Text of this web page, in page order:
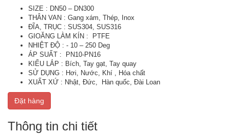
SIZE : DN50 – DN300
THÂN VAN : Gang xám, Thép, Inox
ĐĨA, TRỤC : SUS304, SUS316
GIOĂNG LÀM KÍN : PTFE
NHIỆT ĐỘ : - 10 – 250 Deg
ÁP SUẤT : PN10-PN16
KIỂU LẮP : Bích, Tay gạt, Tay quay
SỬ DỤNG : Hơi, Nước, Khí , Hóa chất
XUẤT XỨ : Nhật, Đức, Hàn quốc, Đài Loan
Đặt hàng
Thông tin chi tiết